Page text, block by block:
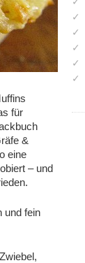
für
&
eine
– und
und fein